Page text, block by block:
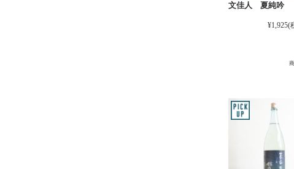
文佳人 夏純吟
¥1,925(